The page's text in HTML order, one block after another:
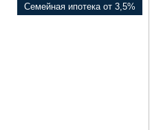
Семейная ипотека от 3,5%